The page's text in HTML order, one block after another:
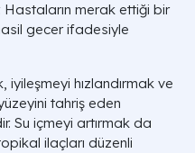
Hastaların merak ettiği bir
gecer ifadesiyle
hızlandırmak ve
tahriş eden
Su içmeyi artırmak da
ilaçları düzenli